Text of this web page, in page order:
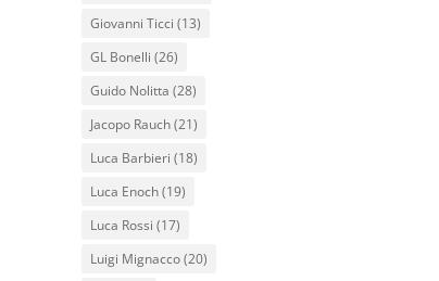
Giovanni Ticci (13)
GL Bonelli (26)
Guido Nolitta (28)
Jacopo Rauch(21)
Luca Barbieri (18)
Luca Enoch(19)
Luca Rossi (17)
Luigi Mignacco(20)